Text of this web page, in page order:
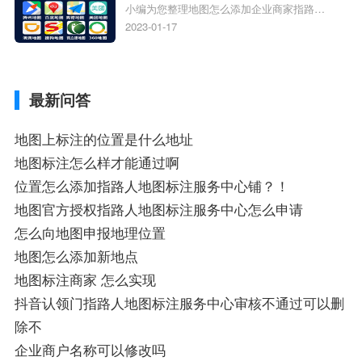
定位企业？
小编为您整理地图怎么添加企业商家指路人
地图标注服务中心铺名称、地图怎么添加企
2023-01-17
最新问答
地图上标注的位置是什么地址
地图标注怎么样才能通过啊
位置怎么添加指路人地图标注服务中心铺？！
地图官方授权指路人地图标注服务中心怎么申请
怎么向地图申报地理位置
地图怎么添加新地点
地图标注商家 怎么实现
抖音认领门指路人地图标注服务中心审核不通过可以删
除不
企业商户名称可以修改吗